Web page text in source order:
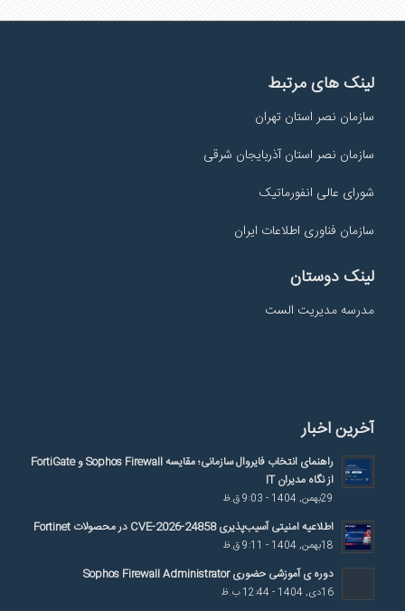
لینک های مرتبط
سازمان نصر استان تهران
سازمان نصر استان آذربایجان شرقی
شورای عالی انفورماتیک
سازمان فناوری اطلاعات ایران
لینک دوستان
مدرسه مدیریت الست
آخرین اخبار
راهنمای انتخاب فایروال سازمانی؛ مقایسه Sophos Firewall و FortiGate
از نگاه مدیران IT
29بهمن, 1404 - 9:03 ق.ظ
اطلاعیه امنیتی آسیب‌پذیری CVE-2026-24858 در محصولات Fortinet
18بهمن, 1404 - 9:11 ق.ظ
دوره ی آموزشی حضوری Sophos Firewall Administrator
16دی, 1404 - 12:44 ب.ظ